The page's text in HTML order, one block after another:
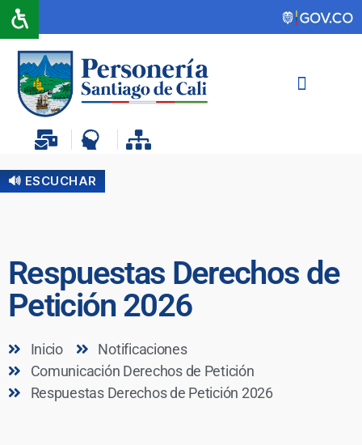
🔊 ESCUCHAR
Respuestas Derechos de
Petición 2026
Inicio
Notificaciones
Comunicación Derechos de Petición
Respuestas Derechos de Petición 2026